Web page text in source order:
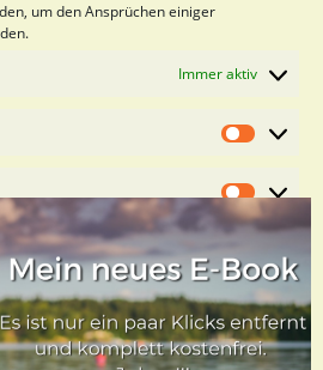
um den Ansprüchen einiger
Immer aktiv
Vorlieben
akzeptieren
∙ LUST ZU LEBEN ∙LUST ZU